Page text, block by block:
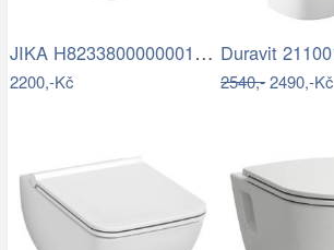
JIKA H8233800000001 - Závěsné WC LYRA…
2200,-Kč 2540,-2490,-Kč